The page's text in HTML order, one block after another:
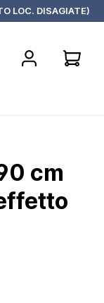
LOC. DISAGIATE)
cm